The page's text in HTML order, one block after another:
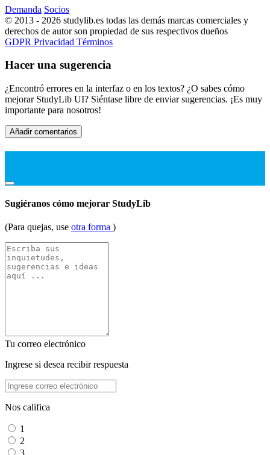
Demanda Socios
© 2013 - 2026 studylib.es todas las demás marcas comerciales y
derechos de autor son propiedad de sus respectivos dueños
GDPR Privacidad Términos
Hacer una sugerencia
¿Encontró errores en la interfaz o en los textos? ¿O sabes cómo
mejorar StudyLib UI? Siéntase libre de enviar sugerencias. ¡Es muy
importante para nosotros!
Añadir comentarios
Sugiéranos cómo mejorar StudyLib
(Para quejas, use otra forma )
Tu correo electrónico
Ingrese si desea recibir respuesta
Nos califica
1
2
3